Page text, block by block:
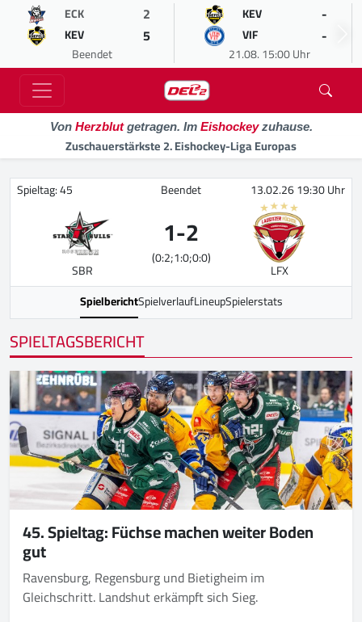
ECK 2
KEV 5
Beendet
KEV -
VIF -
21.08. 15:00 Uhr
Von Herzblutgetragen. Im Eishockeyzuhause.
Zuschauerstärkste 2. Eishockey-Liga Europas
Spieltag: 45 Beendet 13.02.26 19:30 Uhr
SBR
1-2
(0:2;1:0;0:0)
LFX
SpielberichtSpielverlaufLineupSpielerstats
SPIELTAGSBERICHT
45. Spieltag: Füchse machen weiter Boden
gut
Ravensburg, Regensburg und Bietigheim im
Gleichschritt. Landshut erkämpft sich Sieg.